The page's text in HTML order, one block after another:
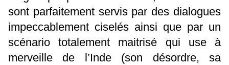
sont parfaitement servis par des dialogues
impeccablement ciselés ainsi que par un
scénario totalement maitrisé qui use à
merveille de l’Inde (son désordre, sa